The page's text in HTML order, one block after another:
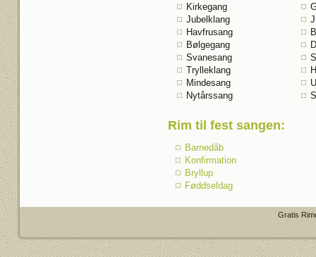
Kirkegang
Jubelklang
Havfrusang
Bølgegang
Svanesang
Trylleklang
Mindesang
Nytårssang
Rim til fest sangen:
Barnedåb
Konfirmation
Bryllup
Føddseldag
Gratis